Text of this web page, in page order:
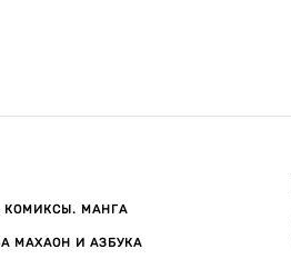
КОМИКСЫ. МАНГА
МАХАОН И АЗБУКА